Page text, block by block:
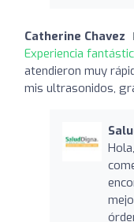
Catherine Chavez
Experiencia
atendieron muy
mis ultrasonidos,